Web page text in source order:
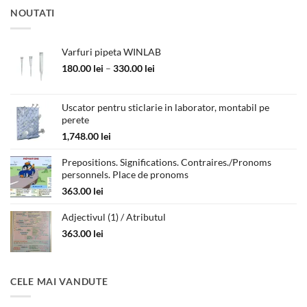
NOUTATI
Varfuri pipeta WINLAB
180.00 lei – 330.00 lei
180.00 lei
Uscator pentru sticlarie in laborator, montabil pe
perete
1,748.00 lei
Prepositions. Significations. Contraires./Pronoms
personnels. Place de pronoms
363.00 lei
Adjectivul (1) / Atributul
363.00 lei
CELE MAI VANDUTE